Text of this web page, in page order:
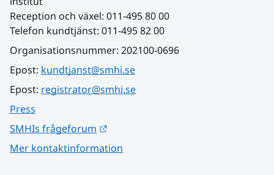
Reception och växel: 011-495 80 00
Telefon kundtjänst: 011-495 82 00
Organisationsnummer: 202100-0696
Epost: kundtjanst@smhi.se
Epost: registrator@smhi.se
Press
SMHIs frågeforum
Mer kontaktinformation